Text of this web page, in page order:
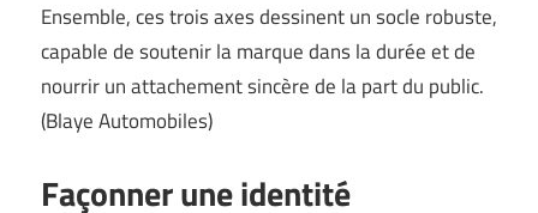
Ensemble, ces trois axes dessinent un socle robuste,
capable de soutenir la marque dans la durée et de
nourrir un attachement sincère de la part du public.
(Blaye Automobiles)
Façonner une identité